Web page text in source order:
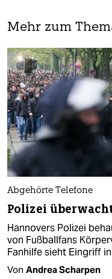
Mehr zum
Abgehörte Telefone
Polizei
Hannovers Polizei
von Fußballfans
Fanhilfe sieht Eingriff
Von Andrea Scharpen